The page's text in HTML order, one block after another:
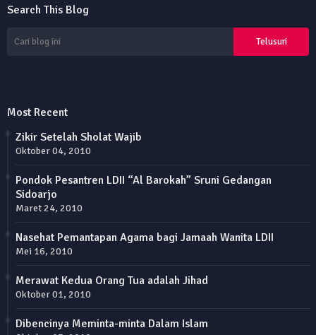
Search This Blog
Most Recent
Zikir Setelah Sholat Wajib
Oktober 04, 2010
Pondok Pesantren LDII “Al Barokah” Sruni Gedangan
Sidoarjo
Maret 24, 2010
Nasehat Pemantapan Agama bagi Jamaah Wanita LDII
Mei 16, 2010
Merawat Kedua Orang Tua adalah Jihad
Oktober 01, 2010
Dibencinya Meminta-minta Dalam Islam